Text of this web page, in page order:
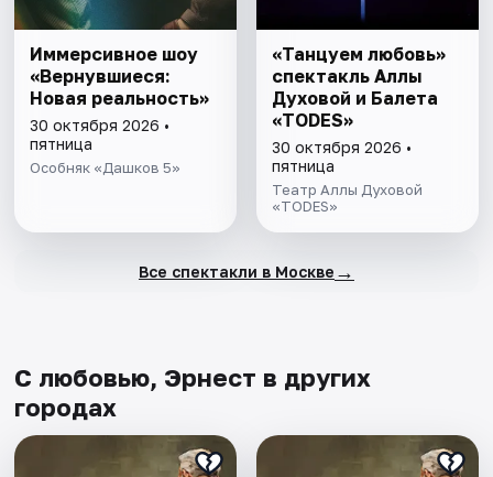
Иммерсивное шоу
«Вернувшиеся:
Новая реальность»
30 октября 2026 •
пятница
Особняк «Дашков 5»
«Танцуем любовь»
спектакль Аллы
Духовой и Балета
«TODES»
30 октября 2026 •
пятница
Театр Аллы Духовой
«TODES»
Все спектакли в Москве →
С любовью, Эрнест в других
городах